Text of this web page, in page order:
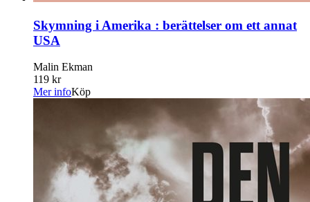
Skymning i Amerika : berättelser om ett annat
USA
Malin Ekman
119 kr
Mer infoKöp